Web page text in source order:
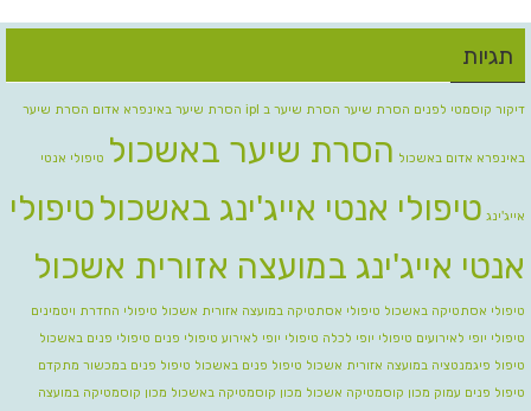
תגיות
דיקור קוסמטי לפנים הסרת שיער הסרת שיער ב ipl הסרת שיער באינפרא אדום הסרת שיער
באינפרא אדום באשכול הסרת שיער באשכול טיפולי אנטי
אייג'ינג טיפולי אנטי אייג'ינג באשכולטיפולי
אנטי אייג'ינג במועצה אזורית אשכול
טיפולי אסתטיקה באשכול טיפולי אסתטיקה במועצה אזורית אשכול טיפולי החדרת ויטמינים
טיפולי יופי לאירועים טיפולי יופי לכלה טיפולי יופי לאירוע טיפולי פנים טיפולי פנים באשכול
טיפול פיגמנטציה במועצה אזורית אשכול טיפול פנים באשכול טיפול פנים במכשור מתקדם
טיפול פנים עמוק מכון קוסמטיקה אשכול מכון קוסמטיקה באשכול מכון קוסמטיקה במועצה